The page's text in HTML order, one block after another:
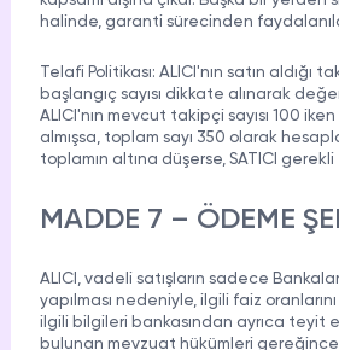
halinde, garanti sürecinden
Telafi Politikası: ALICI'nın satın aldığı
başlangıç sayısı dikkate alınarak
ALICI'nın mevcut takipçi sayısı 100
almışsa, toplam sayı 350 olarak
toplamın altına düşerse, SATICI
MADDE 7 – ÖDEME
ALICI, vadeli satışların sadece
yapılması nedeniyle, ilgili faiz
ilgili bilgileri bankasından ayrıca teyit
bulunan mevzuat hükümleri